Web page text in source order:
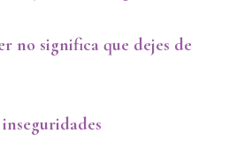
no significa que dejes de